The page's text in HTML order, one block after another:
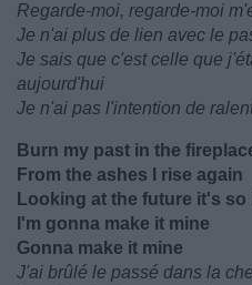
Regarde-moi, regarde-moi
Je n'ai plus de lien avec le
Je sais que c'est celle que
aujourd'hui
Je n'ai pas l'intention de
Burn my past in the
From the ashes I rise again
Looking at the future it's so
I'm gonna make it mine
Gonna make it mine
J'ai brûlé le passé dans la